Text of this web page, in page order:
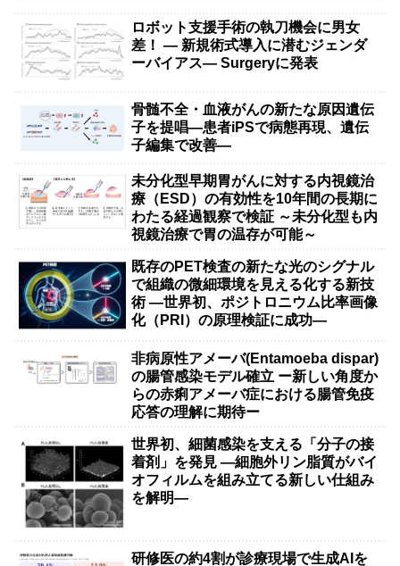
ロボット支援手術の執刀機会に男女
差！ — 新規術式導入に潜むジェンダ
ーバイアス— Surgeryに発表
骨髄不全・血液がんの新たな原因遺伝
子を提唱―患者iPSで病態再現、遺伝
子編集で改善―
未分化型早期胃がんに対する内視鏡治
療（ESD）の有効性を10年間の長期に
わたる経過観察で検証 ～未分化型も内
視鏡治療で胃の温存が可能～
既存のPET検査の新たな光のシグナル
で組織の微細環境を見える化する新技
術 ―世界初、ポジトロニウム比率画像
化（PRI）の原理検証に成功―
非病原性アメーバ(Entamoeba dispar)
の腸管感染モデル確立 ー新しい角度か
らの赤痢アメーバ症における腸管免疫
応答の理解に期待ー
世界初、細菌感染を支える「分子の接
着剤」を発見 ―細胞外リン脂質がバイ
オフィルムを組み立てる新しい仕組み
を解明―
研修医の約4割が診療現場で生成AIを